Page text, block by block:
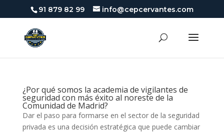
91 879 82 99 info@cepcervantes.com
¿Por qué somos la academia de vigilantes de
seguridad con más éxito al noreste de la
Comunidad de Madrid?
Dar el paso para formarse en el sector de la seguridad
privada es una decisión estratégica que puede cambiar